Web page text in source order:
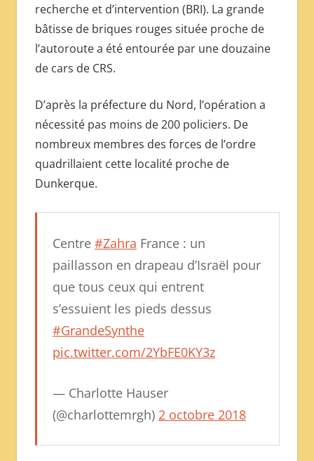
recherche et d’intervention (BRI). La grande
bâtisse de briques rouges située proche de
l’autoroute a été entourée par une douzaine
de cars de CRS.
D’après la préfecture du Nord, l’opération a
nécessité pas moins de 200 policiers. De
nombreux membres des forces de l’ordre
quadrillaient cette localité proche de
Dunkerque.
Centre #Zahra France : un
paillasson en drapeau d’Israël pour
que tous ceux qui entrent
s’essuient les pieds dessus
#GrandeSynthe
pic.twitter.com/2YbFE0KY3z
— Charlotte Hauser
(@charlottemrgh) 2 octobre 2018